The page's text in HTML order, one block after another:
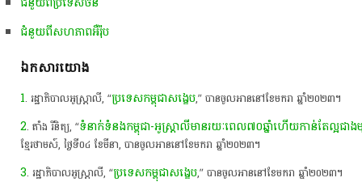
ជំនួយ​ពីសហភាព​អឺរ៉ុប
ឯកសារយោង
1. ​រដ្ឋាភិបាល​អូស្ត្រាលី​,​ “​ប្រទេស​កម្ពុជា​សង្ខេប​,”​ បាន​ចូល​អាន​នៅ​ខែមករា​ ឆ្នាំ​២០២៣​។​
2. ​តាំង​ រី​និត្យ​,​ “​ទំនាក់ទំនង​កម្ពុជា​-​អូស្ត្រាលី​មាន​រយៈពេល​៧០​ឆ្នាំ​ហើយ​កាន់តែ​ល្អ​ជា
ខ្មែរ​ថា​ម​ស៍​,​ ថ្ងៃ​ទី​០៤​ ខែមីនា​,​ បាន​ចូល​អាន​នៅ​ខែមករា​ ឆ្នាំ​២០២៣​។​
3. ​រដ្ឋាភិបាល​អូស្ត្រាលី​,​ “​ប្រទេស​កម្ពុជា​សង្ខេប​,”​ បាន​ចូល​អាន​នៅ​ខែមករា​ ឆ្នាំ​២០២៣​។​